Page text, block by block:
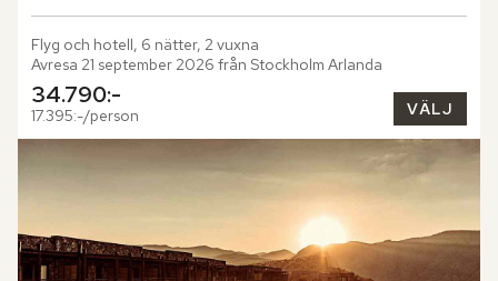
Flyg och hotell, 6 nätter, 2 vuxna
Avresa 21 september 2026 från Stockholm Arlanda
34.790:-
17.395:-/person VÄLJ